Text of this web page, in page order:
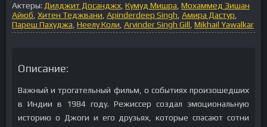
Актеры: Дилджит Досанджх Кумуд Мишра Мохаммед Зишан
Айюб Хитен Теджвани Apinderdeep Singh Амира Дастур
Пареш Пахуджа Неелу Коли Arvinder Singh Gill Mikhail Yawalkar
Описание:
Важный и трогательный фильм, о событиях произошедших
в Индии в 1984 году. Режиссер создал эмоциональную
историю о Джоги и его друзьях, которые спасают сотни